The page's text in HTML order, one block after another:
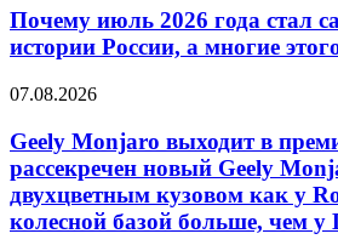
Почему июль 2026 года стал
истории России, а многие
07.08.2026
Geely Monjaro выходит в
рассекречен новый Geely
двухцветным кузовом как у
колесной базой больше, чем у